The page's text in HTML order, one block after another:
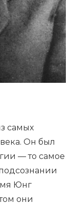
самых
Он был
— то самое
Юнг
они